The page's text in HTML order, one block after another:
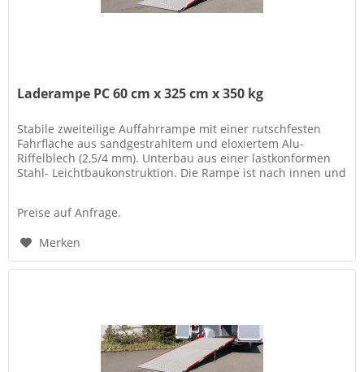
Laderampe PC 60 cm x 325 cm x 350 kg
Stabile zweiteilige Auffahrrampe mit einer rutschfesten
Fahrfläche aus sandgestrahltem und eloxiertem Alu-
Riffelblech (2,5/4 mm). Unterbau aus einer lastkonformen
Stahl- Leichtbaukonstruktion. Die Rampe ist nach innen und
Preise auf Anfrage.
Merken